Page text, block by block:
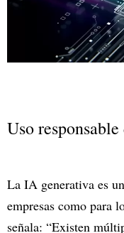
Uso
La IA generativa es
empresas como para
señala: “Existen